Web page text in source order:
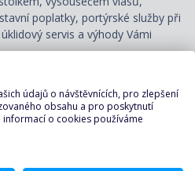
poplatky, portýrské služby při
servis a výhody Vámi
a večeře v servírované či
údajů o návštěvnících, pro zlepšení
obsahu a pro poskytnutí
informací o cookies používáme